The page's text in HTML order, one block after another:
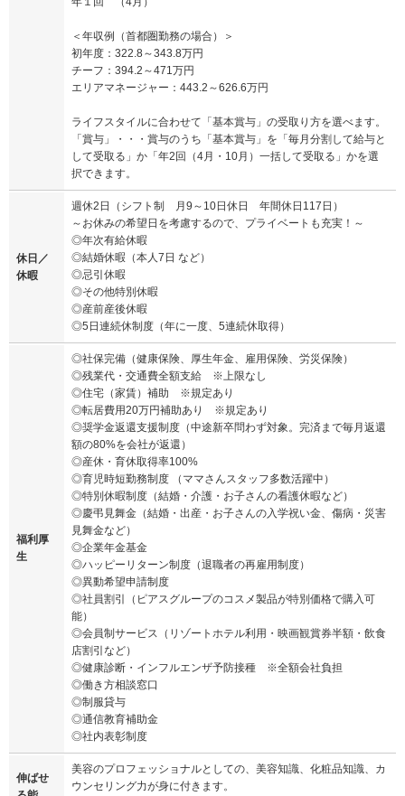
＜年収例（首都圏勤務の場合）＞
初年度：322.8～343.8万円
チーフ：394.2～471万円
エリアマネージャー：443.2～626.6万円
ライフスタイルに合わせて「基本賞与」の受取り方を選べます。
「賞与」・・・賞与のうち「基本賞与」を「毎月分割して給与と
して受取る」か「年2回（4月・10月）一括して受取る」かを選
択できます。
休日／
休暇
週休2日（シフト制 月9～10日休日 年間休日117日）
～お休みの希望日を考慮するので、プライベートも充実！～
◎年次有給休暇
◎結婚休暇（本人7日 など）
◎忌引休暇
◎その他特別休暇
◎産前産後休暇
◎5日連続休制度（年に一度、5連続休取得）
福利厚
生
◎社保完備（健康保険、厚生年金、雇用保険、労災保険）
◎残業代・交通費全額支給 ※上限なし
◎住宅（家賃）補助 ※規定あり
◎転居費用20万円補助あり ※規定あり
◎奨学金返還支援制度（中途新卒問わず対象。完済まで毎月返還
額の80%を会社が返還）
◎産休・育休取得率100%
◎育児時短勤務制度 （ママさんスタッフ多数活躍中）
◎特別休暇制度（結婚・介護・お子さんの看護休暇など）
◎慶弔見舞金（結婚・出産・お子さんの入学祝い金、傷病・災害
見舞金など）
◎企業年金基金
◎ハッピーリターン制度（退職者の再雇用制度）
◎異動希望申請制度
◎社員割引（ピアスグループのコスメ製品が特別価格で購入可
能）
◎会員制サービス（リゾートホテル利用・映画観賞券半額・飲食
店割引など）
◎健康診断・インフルエンザ予防接種 ※全額会社負担
◎働き方相談窓口
◎制服貸与
◎通信教育補助金
◎社内表彰制度
伸ばせ
美容のプロフェッショナルとしての、美容知識、化粧品知識、カ
ウンセリング力が身に付きます。